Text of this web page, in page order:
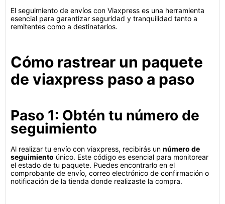
El seguimiento de envíos con Viaxpress es una herramienta
esencial para garantizar seguridad y tranquilidad tanto a
remitentes como a destinatarios.
Cómo rastrear un paquete
de viaxpress paso a paso
Paso 1: Obtén tu número de
seguimiento
Al realizar tu envío con viaxpress, recibirás un número de
seguimiento único. Este código es esencial para monitorear
el estado de tu paquete. Puedes encontrarlo en el
comprobante de envío, correo electrónico de confirmación o
notificación de la tienda donde realizaste la compra.